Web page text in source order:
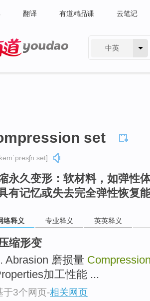
翻译 有道精品课 云笔记
中英
set
set]
永久变形：软材料，如弹性
有记忆或失去完全弹性恢复
络释义 专业释义 英英释义
缩形变
Abrasion 磨损量
加工性能 ...
于3个网页-相关网页